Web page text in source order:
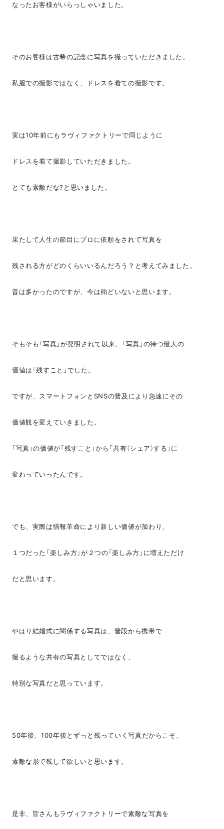
なったお客様がいらっしゃいました。
そのお客様は古希の記念に写真を撮っていただきました。
私服での撮影ではなく、ドレスを着ての撮影です。
実は10年前にもラヴィファクトリーで同じように
ドレスを着て撮影していただきました。
とても素敵だな?と思いました。
果たして人生の節目にプロに依頼をされて写真を
残される方がどのくらいいるんだろう？と考えてみました。
昔は多かったのですが、今は殆どいないと思います。
そもそも「写真」が発明されて以来、「写真」の待つ最大の
価値は「残すこと」でした。
ですが、スマートフォンとSNSの普及により急速にその
価値観を変えていきました。
「写真」の価値が「残すこと」から「共有（シェア）する」に
変わっていったんです。
でも、実際は情報革命により新しい価値が加わり、
１つだった「楽しみ方」が２つの「楽しみ方」に増えただけ
だと思います。
やはり結婚式に関係する写真は、普段から携帯で
撮るような共有の写真としてではなく、
特別な写真だと思っています。
50年後、100年後とずっと残っていく写真だからこそ、
素敵な形で残して欲しいと思います。
是非、皆さんもラヴィファクトリーで素敵な写真を